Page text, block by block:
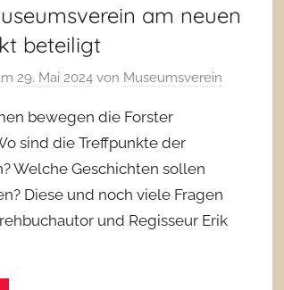
am neuen
beteiligt
29. Mai 2024 von Museumsverein
bewegen die Forster
sind die Treffpunkte der
Welche Geschichten sollen
Diese und noch viele Fragen
und Regisseur Erik